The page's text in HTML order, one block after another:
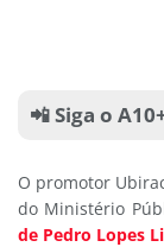
📲 Siga o
O promotor
do Ministério
de Pedro Lopes